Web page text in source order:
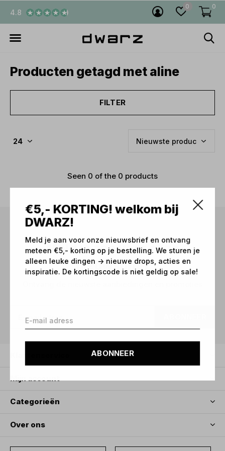
€5,- KORTING! welkom bij
DWARZ!
Meld je aan voor onze nieuwsbrief en ontvang
meteen €5,- korting op je bestelling. We sturen je
alleen leuke dingen -> nieuwe drops, acties en
inspiratie. De kortingscode is niet geldig op sale!
ABONNEER
0 0
4.8
Producten getagd met aline
FILTER
Seen 0 of the 0 products
Meld je aan voor onze
nieuwsbrief
Mijn account
Categorieën
Over ons